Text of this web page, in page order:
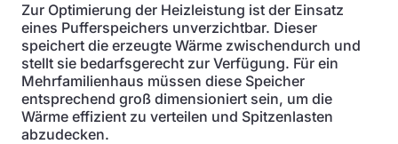
Zur Optimierung der Heizleistung ist der Einsatz
eines Pufferspeichers unverzichtbar. Dieser
speichert die erzeugte Wärme zwischendurch und
stellt sie bedarfsgerecht zur Verfügung. Für ein
Mehrfamilienhaus müssen diese Speicher
entsprechend groß dimensioniert sein, um die
Wärme effizient zu verteilen und Spitzenlasten
abzudecken.